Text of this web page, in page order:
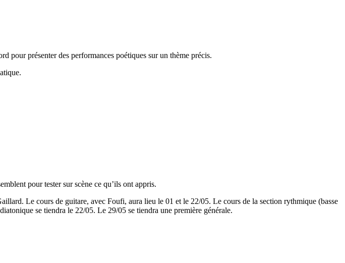
pour présenter des performances poétiques sur un thème précis.
pour tester sur scène ce qu’ils ont appris.
Le cours de guitare, avec Foufi, aura lieu le 01 et le 22/05. Le cours de la section rythmique (basse
se tiendra le 22/05. Le 29/05 se tiendra une première générale.